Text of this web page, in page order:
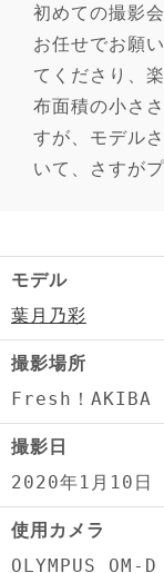
初めての撮影
お任せでお願
てくださり、
布面積の小さ
すが、モデル
いて、さすが
モデル
葉月乃彩
撮影場所
Fresh！AKIBA
撮影日
2020年1月10日
使用カメラ
OLYMPUS OM-